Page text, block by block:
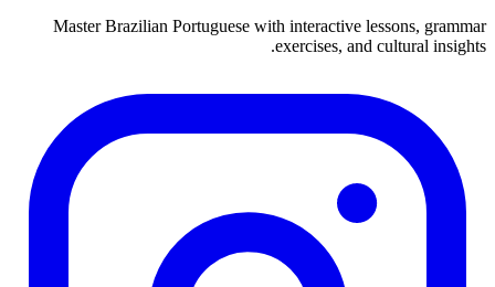
Master Brazilian Portuguese with interactive lessons, grammar
exercises, and cultural insights.